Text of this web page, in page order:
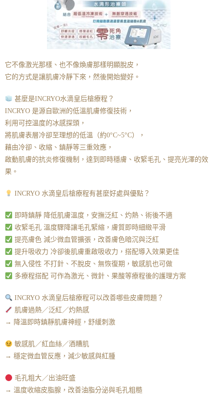
它不像激光那樣、也不像煥膚那樣明顯脫皮，
它的方式是讓肌膚冷靜下來，然後開始變好。
甚麼是INCRYO水滴皇后槍療程？
INCRYO 是源自歐洲的低溫肌膚修復技術，
利用可控溫度的冰感探頭，
將肌膚表層冷卻至理想的低溫（約0°C~5°C），
藉由冷卻、收縮、鎮靜等三重效應，
啟動肌膚的抗炎修復機制，達到即時穩膚、收緊毛孔、提亮光澤的效
果。
INCRYO 水滴皇后槍療程有甚麼好處與優點？
即時鎮靜 降低肌膚溫度，安撫泛紅、灼熱、術後不適
收緊毛孔 溫度驟降讓毛孔緊縮，膚質即時細緻平滑
提亮膚色 減少微血管擴張，改善膚色暗沉與泛紅
提升吸收力 冷卻後肌膚重啟吸收力，搭配導入效果更佳
無入侵性 不打針、不脫皮、無恢復期，敏感肌也可做
多療程搭配 可作為激光、微針、果酸等療程後的護理方案
INCRYO 水滴皇后槍療程可以改善哪些皮膚問題？
肌膚過熱／泛紅／灼熱感
→ 降溫即時鎮靜肌膚神經，舒緩刺激
敏感肌／紅血絲／酒糟肌
→ 穩定微血管反應，減少敏感與紅腫
毛孔粗大／出油旺盛
→ 溫度收縮皮脂腺，改善油脂分泌與毛孔粗糙